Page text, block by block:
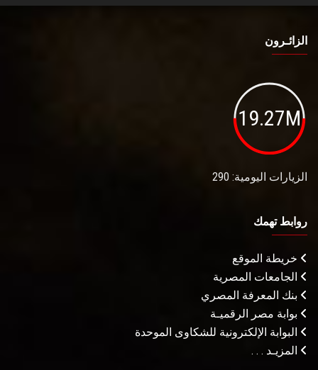
الزائـرون
19.27M
الزيارات اليومية: 290
روابط تهمك
خريطة الموقع
الجامعات المصرية
بنك المعرفة المصري
بوابة مصر الرقميـة
البوابة الإلكترونية للشكاوى الموحدة
المزيـد . . .